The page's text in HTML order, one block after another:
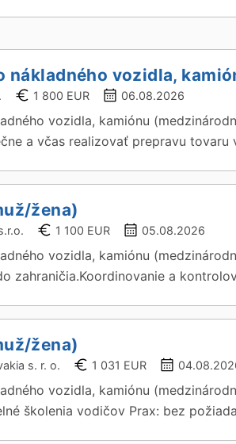
nákladného vozidla,
1 800 EUR 06.08.2026
vozidla, kamiónu
a včas realizovať prepravu tovaru
žena)
1 100 EUR 05.08.2026
vozidla, kamiónu
zahraničia.Koordinovanie a
žena)
s. r. o. 1 031 EUR
vozidla, kamiónu
školenia vodičov Prax: bez